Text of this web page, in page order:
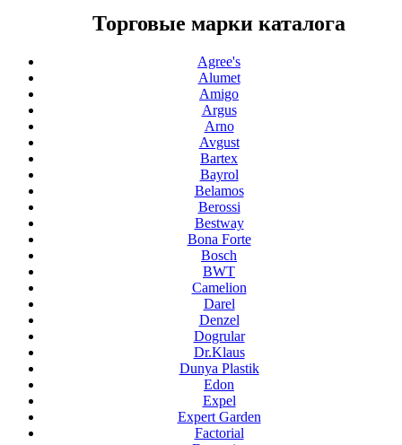
Торговые марки каталога
Agree's
Alumet
Amigo
Argus
Arno
Avgust
Bartex
Bayrol
Belamos
Berossi
Bestway
Bona Forte
Bosch
BWT
Camelion
Darel
Denzel
Dogrular
Dr.Klaus
Dunya Plastik
Edon
Expel
Expert Garden
Factorial